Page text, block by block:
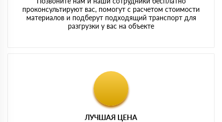
проконсультируют вас, помогут с расчетом стоимости
материалов и подберут подходящий транспорт для
разгрузки у вас на объекте
ЛУЧШАЯ ЦЕНА